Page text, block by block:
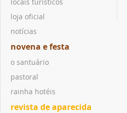
loja oficial
notícias
novena e festa
o santuário
pastoral
rainha hotéis
revista de aparecida